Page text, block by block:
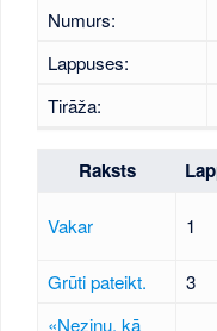
Numurs:
Lappuses:
Tirāža:
Raksts
Vakar 1
Grūti pateikt. 3
«Nezinu, kā